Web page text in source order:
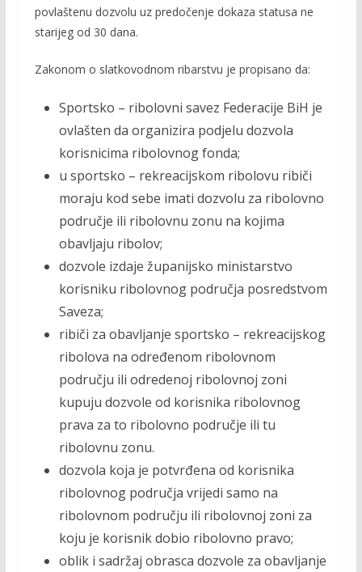
povlaštenu dozvolu uz predočenje dokaza statusa ne
starijeg od 30 dana.
Zakonom o slatkovodnom ribarstvu je propisano da:
Sportsko – ribolovni savez Federacije BiH je
ovlašten da organizira podjelu dozvola
korisnicima ribolovnog fonda;
u sportsko – rekreacijskom ribolovu ribiči
moraju kod sebe imati dozvolu za ribolovno
područje ili ribolovnu zonu na kojima
obavljaju ribolov;
dozvole izdaje županijsko ministarstvo
korisniku ribolovnog područja posredstvom
Saveza;
ribiči za obavljanje sportsko – rekreacijskog
ribolova na određenom ribolovnom
području ili odredenoj ribolovnoj zoni
kupuju dozvole od korisnika ribolovnog
prava za to ribolovno područje ili tu
ribolovnu zonu.
dozvola koja je potvrđena od korisnika
ribolovnog područja vrijedi samo na
ribolovnom području ili ribolovnoj zoni za
koju je korisnik dobio ribolovno pravo;
oblik i sadržaj obrasca dozvole za obavljanje